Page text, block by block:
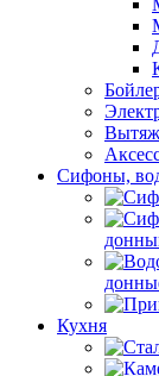
Сифоны,
Кухня